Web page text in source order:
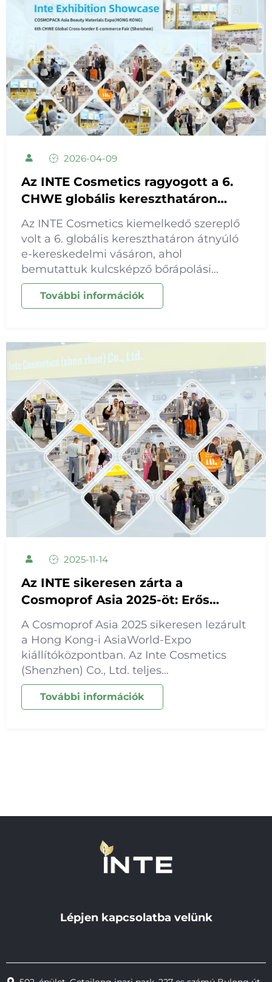
2026-04-09
Az INTE Cosmetics ragyogott a 6.
CHWE globális kereszthatáron
átnyúló e-kereskedelmi vásáron
Az INTE Cosmetics kiemelkedő szereplő
volt a 6. globális kereszthatáron átnyúló
e-kereskedelmi vásáron, ahol
bemutattuk kulcsképző bőrápolási
termékeinket és szakmai OEM/ODM
szolgáltatásainkat. Mélyreható
További információk
2025-11-14
Az INTE sikeresen zárta a
Cosmoprof Asia 2025-öt: Erős
gyártási háttérrel erősíti a B2B
partnereit
A Cosmoprof Asia 2025 sikeresen lezárult
a Hong Kong-i AsiaWorld-Expo
kiállítóközpontban. Az Inte Cosmetics
(Shenzhen) Co., Ltd. teljes
termékkínálatát bemutatta a 10-J04-es
standon, jelentős figyelmet kiváltva
További információk
Lépjen kapcsolatba velünk